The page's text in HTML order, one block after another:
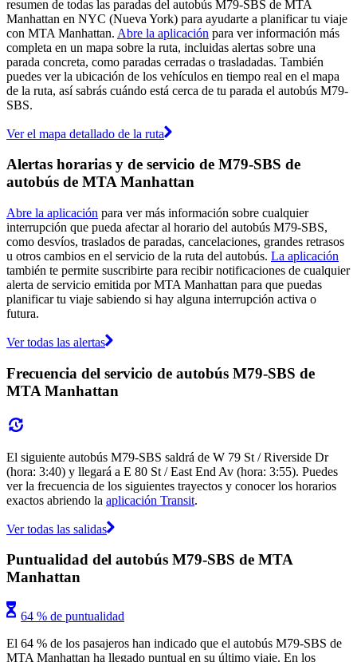
resumen de todas las paradas del autobús M79-SBS de MTA
Manhattan en NYC (Nueva York) para ayudarte a planificar tu viaje
con MTA Manhattan. Abre la aplicación para ver información más
completa en un mapa sobre la ruta, incluidas alertas sobre una
parada concreta, como paradas cerradas o trasladadas. También
puedes ver la ubicación de los vehículos en tiempo real en el mapa
de la ruta, así sabrás cuándo está cerca de tu parada el autobús M79-
SBS.
Ver el mapa detallado de la ruta
Alertas horarias y de servicio de M79-SBS de
autobús de MTA Manhattan
Abre la aplicación para ver más información sobre cualquier
interrupción que pueda afectar al horario del autobús M79-SBS,
como desvíos, traslados de paradas, cancelaciones, grandes retrasos
u otros cambios en el servicio de la ruta del autobús. La aplicación
también te permite suscribirte para recibir notificaciones de cualquier
alerta de servicio emitida por MTA Manhattan para que puedas
planificar tu viaje sabiendo si hay alguna interrupción activa o
futura.
Ver todas las alertas
Frecuencia del servicio de autobús M79-SBS de
MTA Manhattan
El siguiente autobús M79-SBS saldrá de W 79 St / Riverside Dr
(hora: 3:40) y llegará a E 80 St / East End Av (hora: 3:55). Puedes
ver la frecuencia de los siguientes trayectos y conocer los horarios
exactos abriendo la aplicación Transit.
Ver todas las salidas
Puntualidad del autobús M79-SBS de MTA
Manhattan
64 % de puntualidad
El 64 % de los pasajeros han indicado que el autobús M79-SBS de
MTA Manhattan ha llegado puntual en su último viaje. En los